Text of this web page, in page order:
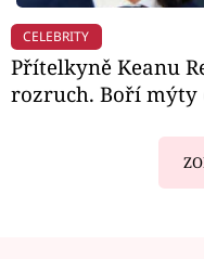
CELEBRITY
Přítelkyně Keanu
rozruch. Boří mýty